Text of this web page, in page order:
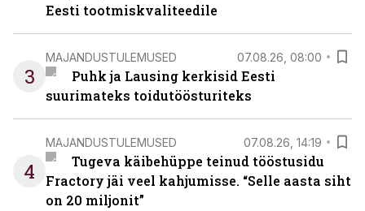
Eesti tootmiskvaliteedile
3
MAJANDUSTULEMUSED 07.08.26, 08:00
Puhk ja Lausing kerkisid Eesti
suurimateks toidutöösturiteks
4
MAJANDUSTULEMUSED 07.08.26, 14:19
Tugeva käibehüppe teinud tööstusidu
Fractory jäi veel kahjumisse. “Selle aasta siht
on 20 miljonit”